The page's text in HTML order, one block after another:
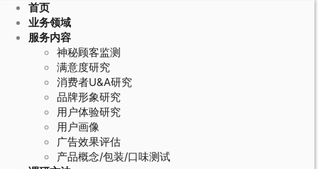
首页
业务领域
服务内容
神秘顾客监测
满意度研究
消费者U&A研究
品牌形象研究
用户体验研究
用户画像
广告效果评估
产品概念/包装/口味测试